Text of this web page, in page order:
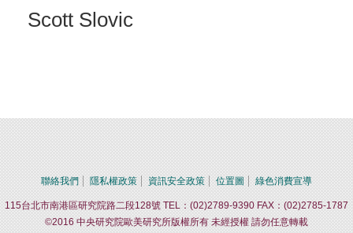
Scott Slovic
聯絡我們 隱私權政策 資訊安全政策 位置圖 綠色消費宣導
115台北市南港區研究院路二段128號 TEL：(02)2789-9390 FAX：(02)2785-1787
©2016 中央研究院歐美研究所版權所有 未經授權 請勿任意轉載